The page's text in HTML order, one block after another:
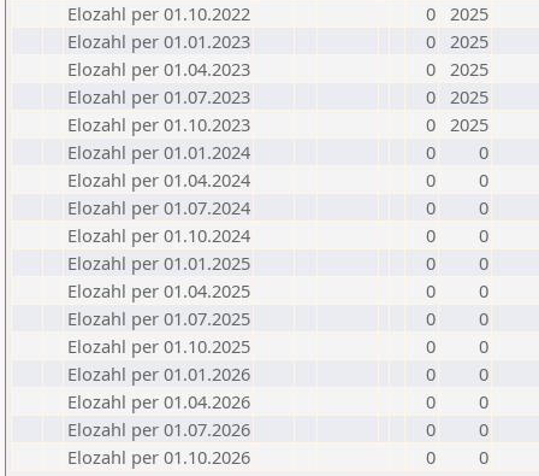
Elozahl per 01.10.2022
0 2025
Elozahl per 01.01.2023
0 2025
Elozahl per 01.04.2023
0 2025
Elozahl per 01.07.2023
0 2025
Elozahl per 01.10.2023
0 2025
Elozahl per 01.01.2024
0
0
Elozahl per 01.04.2024
0
0
Elozahl per 01.07.2024
0
0
Elozahl per 01.10.2024
0
0
Elozahl per 01.01.2025
0
0
Elozahl per 01.04.2025
0
0
Elozahl per 01.07.2025
0
0
Elozahl per 01.10.2025
0
0
Elozahl per 01.01.2026
0
0
Elozahl per 01.04.2026
0
0
Elozahl per 01.07.2026
0
0
Elozahl per 01.10.2026
0 0